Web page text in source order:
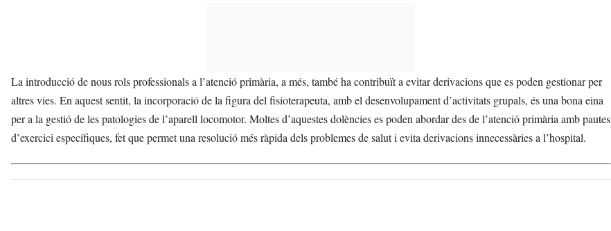
La introducció de nous rols professionals a l’atenció primària, a més, també ha contribuït a evitar derivacions que es poden gestionar per
altres vies. En aquest sentit, la incorporació de la figura del fisioterapeuta, amb el desenvolupament d’activitats grupals, és una bona eina
per a la gestió de les patologies de l’aparell locomotor. Moltes d’aquestes dolències es poden abordar des de l’atenció primària amb pautes
d’exercici específiques, fet que permet una resolució més ràpida dels problemes de salut i evita derivacions innecessàries a l’hospital.